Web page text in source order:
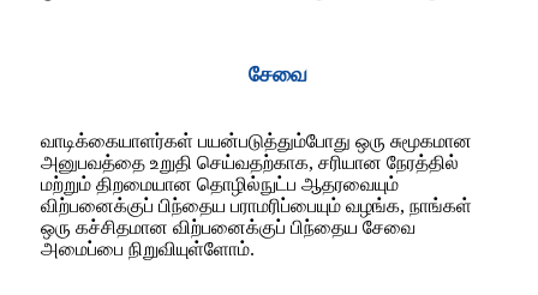
சேவை
வாடிக்கையாளர்கள் பயன்படுத்தும்போது ஒரு சுமூகமான
அனுபவத்தை உறுதி செய்வதற்காக, சரியான நேரத்தில்
மற்றும் திறமையான தொழில்நுட்ப ஆதரவையும்
விற்பனைக்குப் பிந்தைய பராமரிப்பையும் வழங்க, நாங்கள்
ஒரு கச்சிதமான விற்பனைக்குப் பிந்தைய சேவை
அமைப்பை நிறுவியுள்ளோம்.